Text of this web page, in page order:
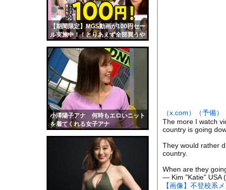
【期間限定】MGS動画が100円セー
ル実施中！！とりあえず全部買うや
小澤陽子アナ 何時もエロいニット
を着てくれる女子アナ
【画像】「ビールと水
【動画】サーフィンで
【戦慄】指示なしで「
【画像】ブランチリポ
【マジで閲覧注意】 彼
サッカーの選手に落雷
（x.com） （予備）
The more I watch
country is going
They would rather
country.
When are they
— Kim "Katie" USA
【画像】不登校系